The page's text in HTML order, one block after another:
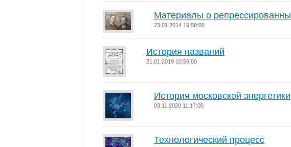
Материалы о
23.01.2014 19:58:00
История названий
21.01.2019 10:59:00
История московской энергетики
03.11.2020 11:17:00
Технологический процесс